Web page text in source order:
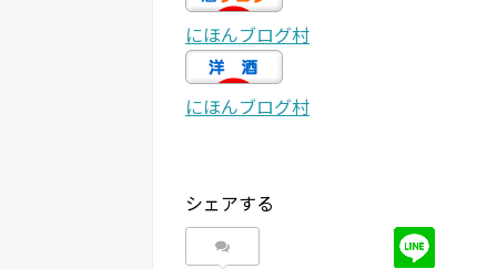
にほんブログ村
にほんブログ村
シェアする